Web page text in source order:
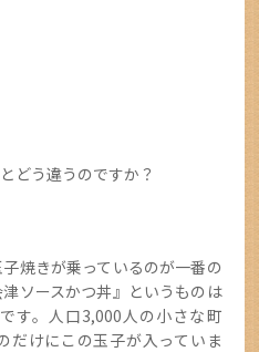
どう違うのですか？
焼きが乗っているのが一番の
ソースかつ丼』というものは
す。人口3,000人の小さな町
だけにこの玉子が入っていま